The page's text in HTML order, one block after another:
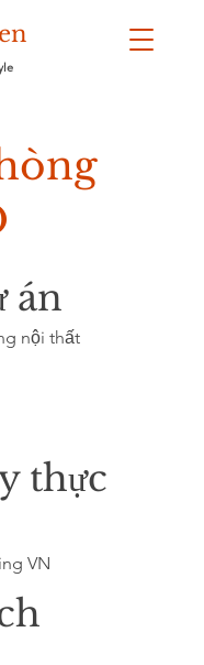
án
nội thất
thực
VN